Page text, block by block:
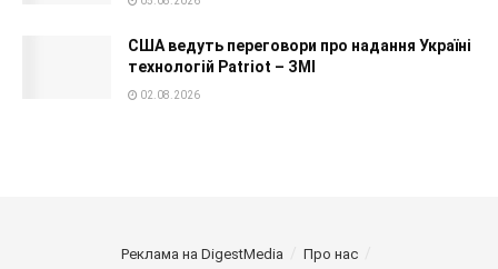
США ведуть переговори про надання Україні
технологій Patriot – ЗМІ
02.08.2026
Реклама на DigestMedia
Про нас